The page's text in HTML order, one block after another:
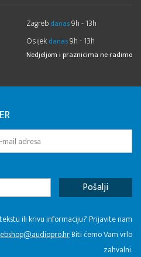
Zagreb danas9h - 13h
Osijek danas9h - 13h
Nedjeljom i praznicima ne radimo
ili krivu informaciju? Prijavite nam
Biti ćemo Vam vrlo
zahvalni.